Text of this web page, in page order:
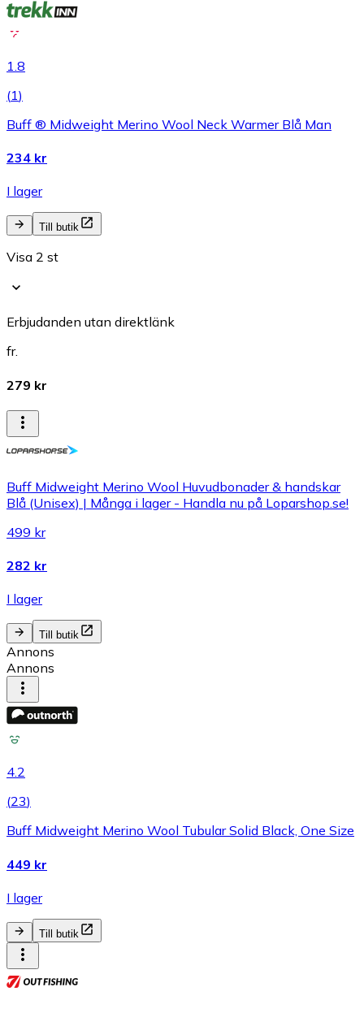
1.8
(1)
Buff ® Midweight Merino Wool Neck Warmer Blå Man
234 kr
I lager
Till butik
Visa 2 st
Erbjudanden utan direktlänk
fr.
279 kr
Buff Midweight Merino Wool Huvudbonader & handskar
Blå (Unisex) | Många i lager - Handla nu på Loparshop.se!
499 kr
282 kr
I lager
Till butik
Annons
Annons
4.2
(23)
Buff Midweight Merino Wool Tubular Solid Black, One Size
449 kr
I lager
Till butik